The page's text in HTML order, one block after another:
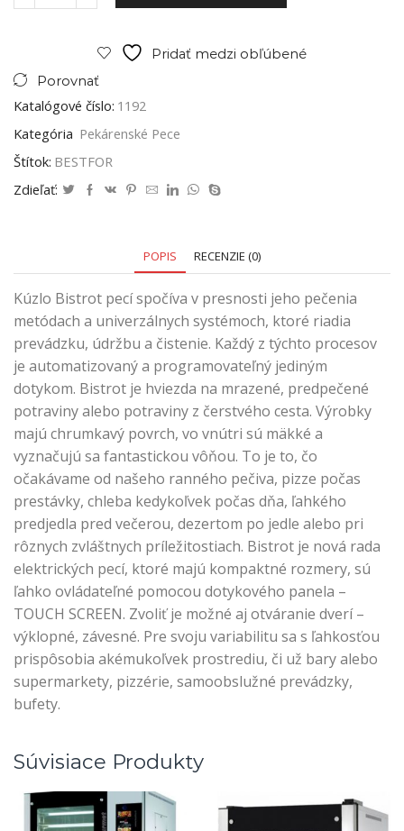
Pridať medzi obľúbené
Porovnať
Katalógové číslo: 1192
Kategória Pekárenské Pece
Štítok: BESTFOR
Zdieľať:
POPIS RECENZIE (0)
Kúzlo Bistrot pecí spočíva v presnosti jeho pečenia
metódach a univerzálnych systémoch, ktoré riadia
prevádzku, údržbu a čistenie. Každý z týchto procesov
je automatizovaný a programovateľný jediným
dotykom. Bistrot je hviezda na mrazené, predpečené
potraviny alebo potraviny z čerstvého cesta. Výrobky
majú chrumkavý povrch, vo vnútri sú mäkké a
vyznačujú sa fantastickou vôňou. To je to, čo
očakávame od našeho ranného pečiva, pizze počas
prestávky, chleba kedykoľvek počas dňa, ľahkého
predjedla pred večerou, dezertom po jedle alebo pri
rôznych zvláštnych príležitostiach. Bistrot je nová rada
elektrických pecí, ktoré majú kompaktné rozmery, sú
ľahko ovládateľné pomocou dotykového panela –
TOUCH SCREEN. Zvoliť je možné aj otváranie dverí –
výklopné, závesné. Pre svoju variabilitu sa s ľahkosťou
prispôsobia akémukoľvek prostrediu, či už bary alebo
supermarkety, pizzérie, samoobslužné prevádzky,
bufety.
Súvisiace Produkty